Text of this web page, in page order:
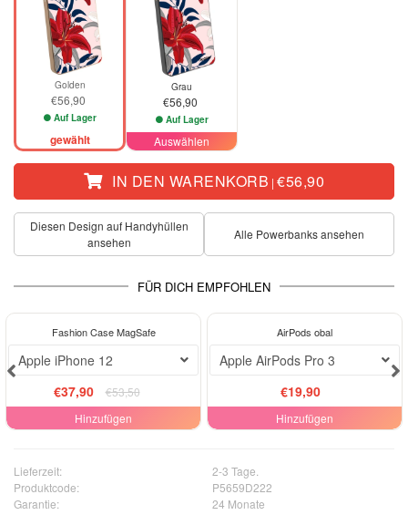
Golden
€56,90
Auf Lager
gewählt
Grau
€56,90
Auf Lager
Auswählen
IN DEN WARENKORB | €56,90
Diesen Design auf Handyhüllen
ansehen
Alle Powerbanks ansehen
FÜR DICH EMPFOHLEN
Fashion Case MagSafe
Apple iPhone 12
€37,90
€53,50
Hinzufügen
AirPods obal
Apple AirPods Pro 3
€19,90
Hinzufügen
Lieferzeit:
2-3 Tage.
Produktcode:
P5659D222
Garantie:
24 Monate